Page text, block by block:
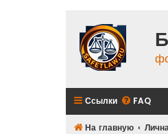
Ссылки FAQ
На главную